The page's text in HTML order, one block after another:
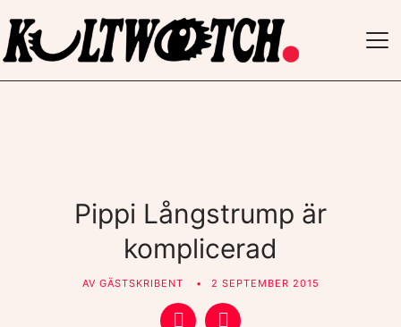
Pippi Långstrump är
komplicerad
AV GÄSTSKRIBENT 2 SEPTEMBER 2015